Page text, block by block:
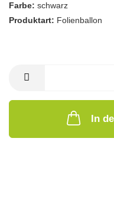
Farbe: schwarz
Produktart: Folienballon
In